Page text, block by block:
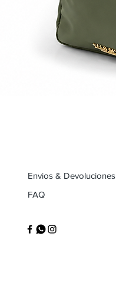
Envios & Devoluciones
FAQ